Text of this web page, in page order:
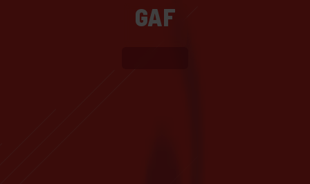
GAF